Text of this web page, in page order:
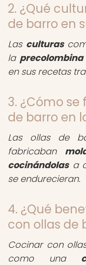
2. ¿Qué
de barro en
Las culturas
la precolombina
en sus recetas
3. ¿Cómo
de barro en
Las ollas de
fabricaban
cocinándolasa
se endurecieran.
4. ¿Qué
con ollas de
Cocinar con
como una